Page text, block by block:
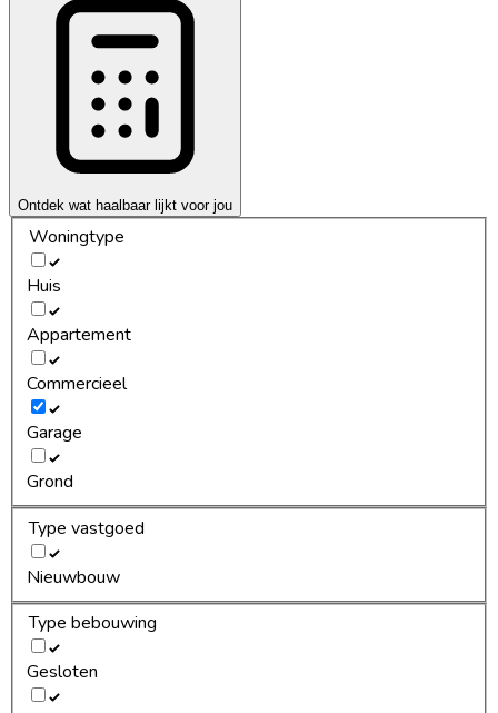
Ontdek wat haalbaar lijkt voor jou
Woningtype
Huis
Appartement
Commercieel
Garage
Grond
Type vastgoed
Nieuwbouw
Type bebouwing
Gesloten